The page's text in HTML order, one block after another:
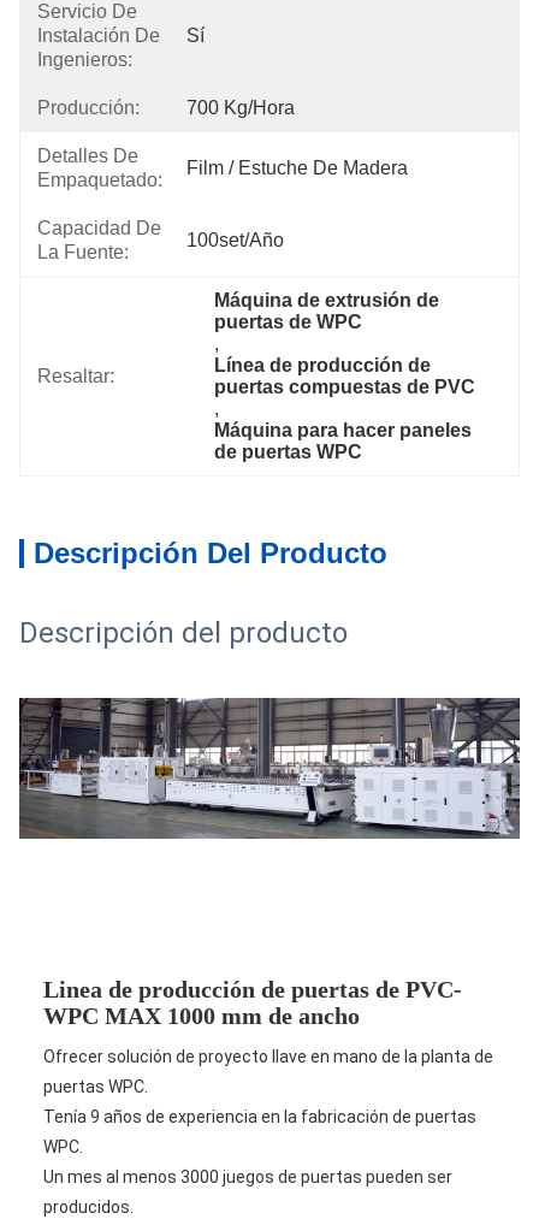
Servicio De
Instalación De
Ingenieros:
Sí
Producción: 700 Kg/hora
Detalles De
Empaquetado:
Film / Estuche De Madera
Capacidad De
La Fuente:
100set/año
Resaltar:
Máquina de extrusión de
puertas de WPC
Línea de producción de
puertas compuestas de PVC
Máquina para hacer paneles
de puertas WPC
Descripción Del Producto
Descripción del producto
Linea de producción de puertas de PVC-
WPC MAX 1000 mm de ancho
Ofrecer solución de proyecto llave en mano de la planta de
puertas WPC.
Tenía 9 años de experiencia en la fabricación de puertas
WPC.
Un mes al menos 3000 juegos de puertas pueden ser
producidos.